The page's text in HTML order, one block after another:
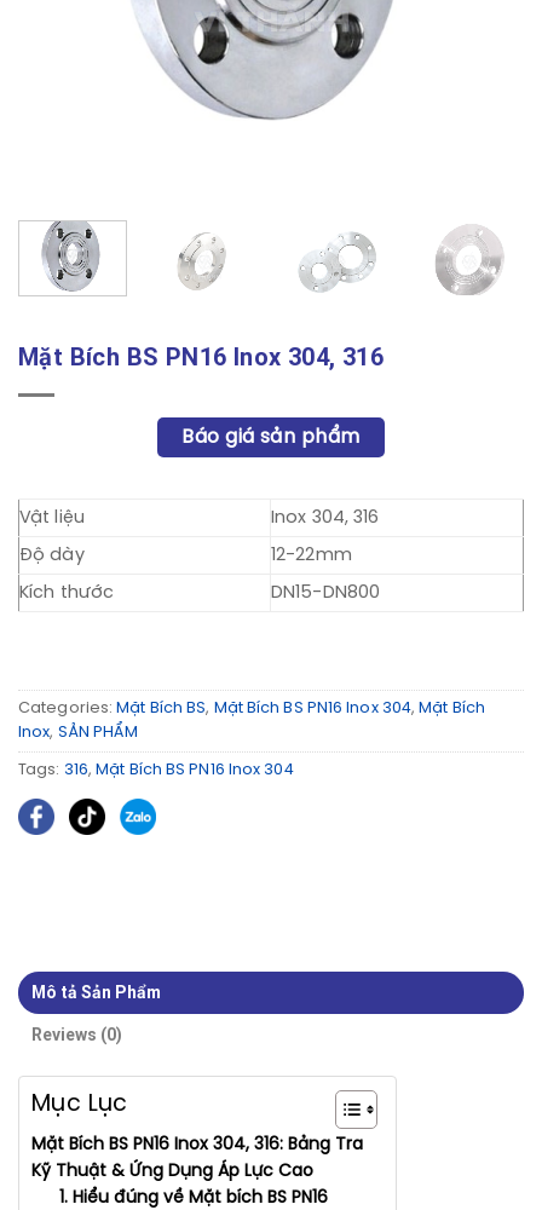
Mặt Bích BS PN16 Inox 304, 316
Báo giá sản phẩm
Vật liệu
Inox 304, 316
Độ dày
12-22mm
Kích thước
DN15-DN800
Categories: Mặt Bích BS, Mặt Bích BS PN16 Inox 304, Mặt Bích
Inox, SẢN PHẨM
Tags: 316, Mặt Bích BS PN16 Inox 304
Mô tả Sản Phẩm
Reviews (0)
Mục Lục
Mặt Bích BS PN16 Inox 304, 316: Bảng Tra
Kỹ Thuật & Ứng Dụng Áp Lực Cao
1. Hiểu đúng về Mặt bích BS PN16